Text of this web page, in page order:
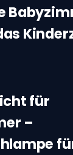
für
–